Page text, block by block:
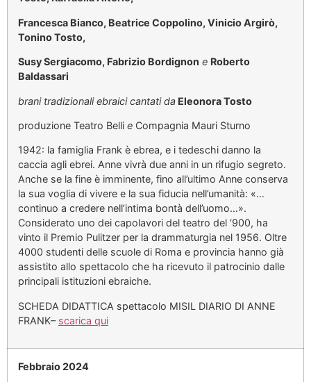
Francesca Bianco, Beatrice Coppolino, Vinicio Argirò,
Tonino Tosto,
Susy Sergiacomo, Fabrizio Bordignon e Roberto
Baldassari
brani tradizionali ebraici cantati da Eleonora Tosto
produzione Teatro Belli e Compagnia Mauri Sturno
1942: la famiglia Frank è ebrea, e i tedeschi danno la
caccia agli ebrei. Anne vivrà due anni in un rifugio segreto.
Anche se la fine è imminente, fino all’ultimo Anne conserva
la sua voglia di vivere e la sua fiducia nell’umanità: «…
continuo a credere nell’intima bontà dell’uomo…».
Considerato uno dei capolavori del teatro del ‘900, ha
vinto il Premio Pulitzer per la drammaturgia nel 1956. Oltre
4000 studenti delle scuole di Roma e provincia hanno già
assistito allo spettacolo che ha ricevuto il patrocinio dalle
principali istituzioni ebraiche.
SCHEDA DIDATTICA spettacolo MISIL DIARIO DI ANNE
FRANK– scarica qui
Febbraio 2024